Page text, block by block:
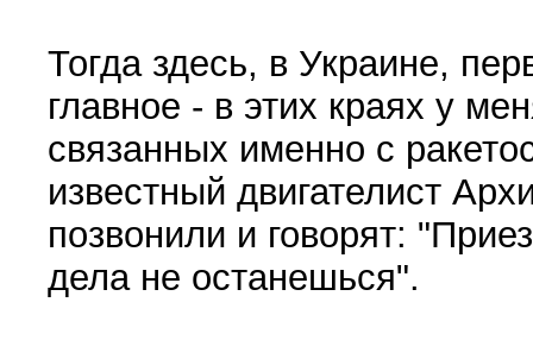
Тогда здесь, в Украине,
главное - в этих краях у
связанных именно с
известный двигателист
позвонили и говорят:
дела не останешься".